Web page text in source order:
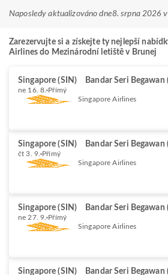
Naposledy aktualizováno dne8. srpna 2026
Zarezervujte si a získejte ty nejlepší
Airlines do Mezinárodní letiště v Brunej
Singapore (SIN) Bandar Seri Begawan
ne 16. 8. Přímý
Singapore Airlines
Singapore (SIN) Bandar Seri Begawan
čt 3. 9. Přímý
Singapore Airlines
Singapore (SIN) Bandar Seri Begawan
ne 27. 9. Přímý
Singapore Airlines
Singapore (SIN) Bandar Seri Begawan